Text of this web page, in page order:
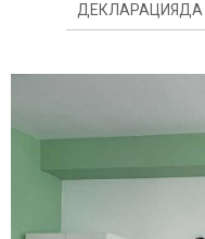
ДЕКЛАРАЦИЯДА